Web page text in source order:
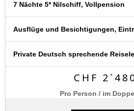
7 Nächte 5* Nilschiff, Vollpension
Ausflüge und Besichtigungen,
Private Deutsch sprechende
CHF
Pro Person / im